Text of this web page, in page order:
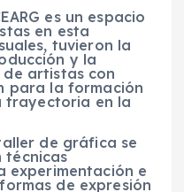
es un espacio
en esta
tuvieron la
y la
artistas con
para la formación
trayectoria en la
de gráfica se
técnicas
experimentación e
de expresión